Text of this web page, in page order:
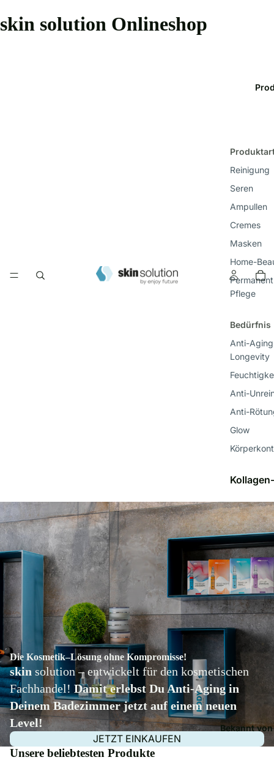
skin solution Onlineshop
Reinigung
Seren
Ampullen
Cremes
Masken
Home-
Pflege
Bedürfnis
Anti-
Longevity
Anti-
Anti-
Glow
Bekannt
Die Kosmetik‒Lösung ohne Kompromisse!
skin solution – entwickelt für den kosmetischen
Fachhandel! Damit erlebst Du Anti-Aging in
Deinem Badezimmer jetzt auf einem neuen
Level!
JETZT EINKAUFEN
Unsere beliebtesten Produkte